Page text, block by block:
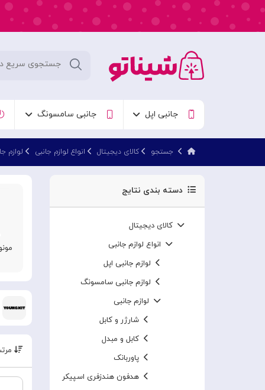
جانبی اپل جانبی سامسونگ
جستجو کالای دیجیتال انواع لوازم جانبی لوازم
دسته بندی نتایج
کالای دیجیتال
انواع لوازم جانبی
لوازم جانبی اپل
لوازم جانبی سامسونگ
لوازم جانبی
شارژر و کابل
کابل و مبدل
پاوربانک
هدفون هندزفری اسپیکر